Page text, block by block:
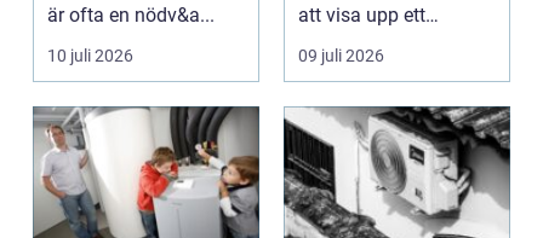
är ofta en nödv&a...
10 juli 2026
att visa upp ett
varum...
09 juli 2026